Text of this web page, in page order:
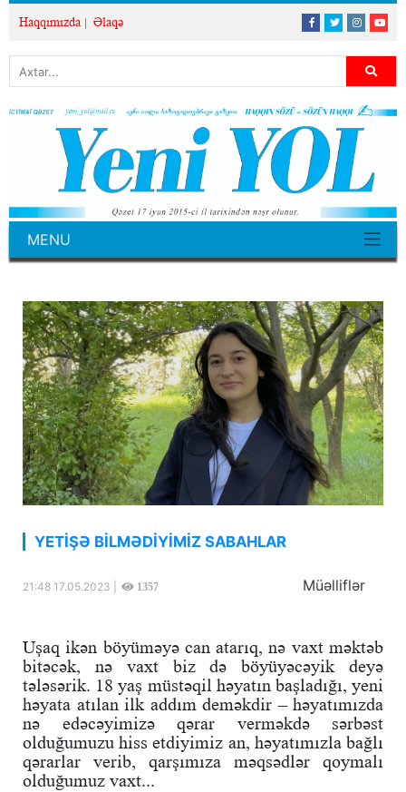
Haqqımızda Əlaqə
MENU
YETİŞƏ BİLMƏDİYİMİZ SABAHLAR
21:48 17.05.2023 | 1357 Müəlliflər
Uşaq ikən böyüməyə can atarıq, nə vaxt məktəb
bitəcək, nə vaxt biz də böyüyəcəyik deyə
tələsərik. 18 yaş müstəqil həyatın başladığı, yeni
həyata atılan ilk addım deməkdir – həyatımızda
nə edəcəyimizə qərar verməkdə sərbəst
olduğumuzu hiss etdiyimiz an, həyatımızla bağlı
qərarlar verib, qarşımıza məqsədlər qoymalı
olduğumuz vaxt...